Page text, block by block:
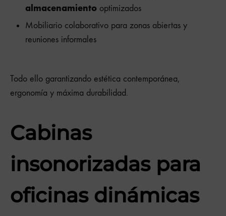
almacenamiento optimizados
Mobiliario colaborativo para zonas abiertas y
reuniones informales
Todo ello garantizando estética contemporánea,
ergonomía y máxima durabilidad.
Cabinas
insonorizadas para
oficinas dinámicas